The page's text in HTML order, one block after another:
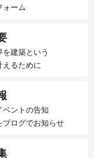
ォーム
建築という
えるために
ベントの告知
ブログでお知らせ